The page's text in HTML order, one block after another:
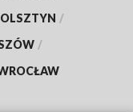
OLSZTYN /
/